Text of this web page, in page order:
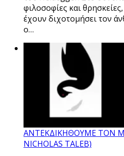
φιλοσοφίες και
έχουν διχοτομήσει τον
ο…
ΑΝΤΕΚΔΙΚΗΘΟΥΜΕ ΤΟΝ
NICHOLAS TALEB)